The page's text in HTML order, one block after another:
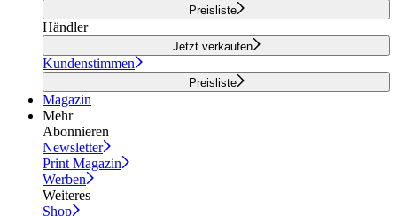
Preisliste
Händler
Jetzt verkaufen
Kundenstimmen
Preisliste
Magazin
Mehr
Abonnieren
Newsletter
Print Magazin
Werben
Weiteres
Shop